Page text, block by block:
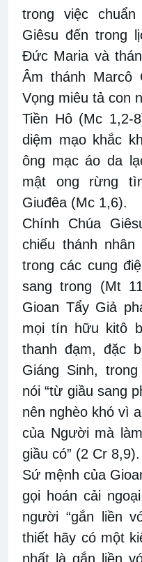
trong việc
Giêsu đến trong
Đức Maria và
Âm thánh
Vọng miêu tả con
Tiền Hô (Mc 1,2-
diệm mạo khắc
ông mạc áo da
mật ong rừng
Giuđêa (Mc 1,6).
Chính Chúa
chiếu thánh
trong các cung
sang trong (Mt
Gioan Tẩy Giả
mọi tín hữu kitô
thanh đạm, đặc
Giáng Sinh,
nói “từ giầu sang
nên nghèo khó vì
của Người mà
giầu có” (2 Cr 8,9).
Sứ mệnh của
gọi hoán cải
người “gắn liền
thiết hãy có một
nhất là gắn liền